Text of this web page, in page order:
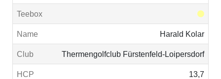
Harald Kolar
Thermengolfclub Fürstenfeld-Loipersdorf
13,7